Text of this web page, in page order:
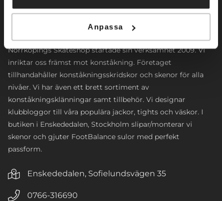
Anpassa
Norrköpings Skateshop startade sin verksamhet 2009. Vi
inriktar oss främst mot konståkning. Företaget
tillhandahåller konståkningsskridskor och skenor för alla
nivåer. Vi har även ett brett sortiment av
konståkningsklänningar samt tillbehör. Vi designar
klubbloggor till våra populära jackor, tights och väskor. I
butiken i Enskededalen, Stockholm slipar/monterar vi
skenor och gjuter FootBalance sulor med perfekt
passform.
Enskededalen, Sofielundsvägen 35
0766-316690